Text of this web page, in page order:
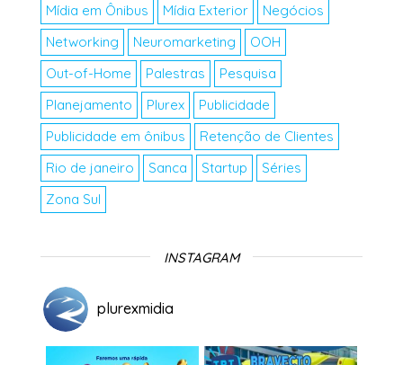
Mídia em Ônibus
Mídia Exterior
Negócios
Networking
Neuromarketing
OOH
Out-of-Home
Palestras
Pesquisa
Planejamento
Plurex
Publicidade
Publicidade em ônibus
Retenção de Clientes
Rio de janeiro
Sanca Startup
Séries
Zona Sul
INSTAGRAM
plurexmidia